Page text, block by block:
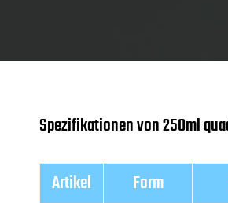
Spezifikationen von 250ml
Artikel Form